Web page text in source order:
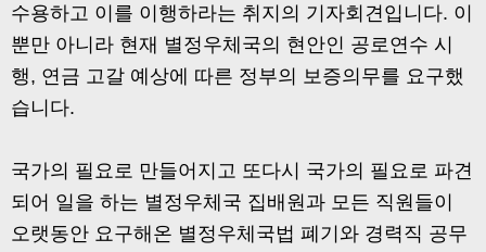
수용하고 이를 이행하라는 취지의 기자회견입니다. 이
뿐만 아니라 현재 별정우체국의 현안인 공로연수 시
행, 연금 고갈 예상에 따른 정부의 보증의무를 요구했
습니다.
국가의 필요로 만들어지고 또다시 국가의 필요로 파견
되어 일을 하는 별정우체국 집배원과 모든 직원들이
오랫동안 요구해온 별정우체국법 폐기와 경력직 공무